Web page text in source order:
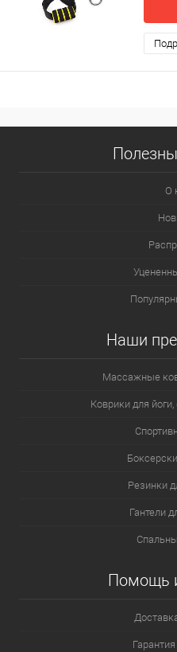
О
Наши
Массажные
Коврики для
Резинки
Гантели
Помощь